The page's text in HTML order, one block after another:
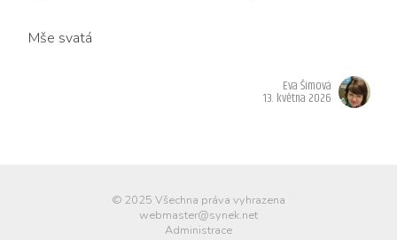
Mše sva­tá
Eva Šímová
13. května 2026
© 2025 Všechna práva vyhrazena
webmaster@synek.net
Administrace